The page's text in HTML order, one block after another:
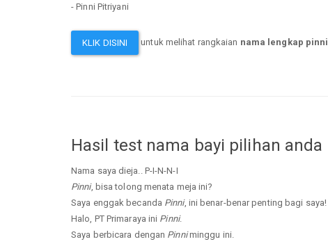
- Pinni Pitriyani
KLIK DISINI untuk melihat rangkaian nama lengkap pinni
Hasil test nama bayi pilihan anda
Nama saya dieja.. P-I-N-N-I
Pinni, bisa tolong menata meja ini?
Saya enggak becanda Pinni, ini benar-benar penting bagi saya!
Halo, PT Primaraya ini Pinni.
Saya berbicara dengan Pinniminggu ini.